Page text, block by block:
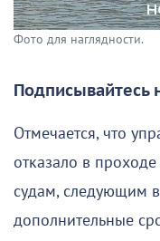
Фото для наглядности.
Подписывайтесь
Отмечается, что
отказало в
судам, следующим
дополнительные